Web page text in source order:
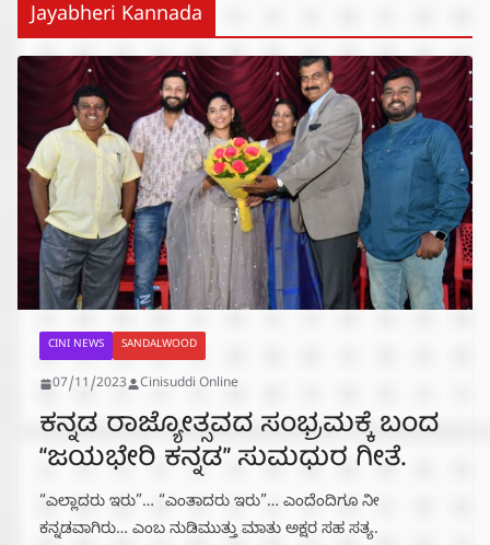
Jayabheri Kannada
CINI NEWS SANDALWOOD
07/11/2023 Cinisuddi Online
ಕನ್ನಡ ರಾಜ್ಯೋತ್ಸವದ ಸಂಭ್ರಮಕ್ಕೆ ಬಂದ
“ಜಯಭೇರಿ ಕನ್ನಡ” ಸುಮಧುರ ಗೀತೆ.
“ಎಲ್ಲಾದರು ಇರು”… “ಎಂತಾದರು ಇರು”… ಎಂದೆಂದಿಗೂ ನೀ
ಕನ್ನಡವಾಗಿರು… ಎಂಬ ನುಡಿಮುತ್ತು ಮಾತು ಅಕ್ಷರ ಸಹ ಸತ್ಯ.